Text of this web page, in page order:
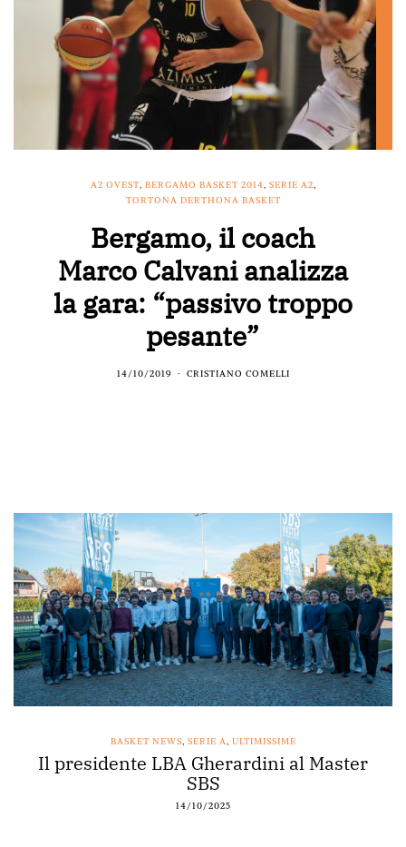
A2 OVEST, BERGAMO BASKET 2014, SERIE A2,
TORTONA DERTHONA BASKET
Bergamo, il coach
Marco Calvani analizza
la gara: “passivo troppo
pesante”
14/10/2019 CRISTIANO COMELLI
BASKET NEWS, SERIE A, ULTIMISSIME
Il presidente LBA Gherardini al Master
SBS
14/10/2025